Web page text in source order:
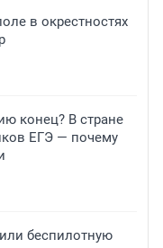
в окрестностях
конец? В стране
ЕГЭ — почему
беспилотную